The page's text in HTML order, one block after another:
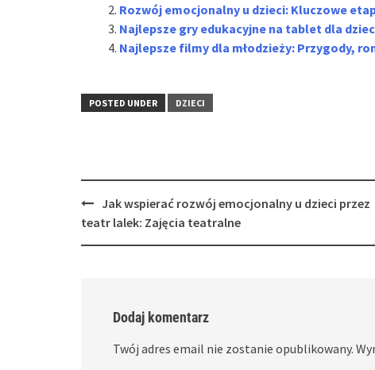
Rozwój emocjonalny u dzieci: Kluczowe
Najlepsze gry edukacyjne na tablet dla
Najlepsze filmy dla młodzieży: Przygody,
POSTED UNDER DZIECI
Post
navigation
Jak wspierać rozwój emocjonalny u dzieci przez
teatr lalek: Zajęcia teatralne
Dodaj komentarz
Twój adres email nie zostanie opublikowany.